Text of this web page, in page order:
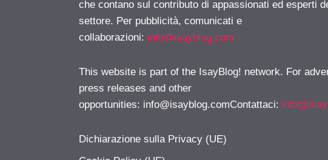
che contano sul contributo di appassionati ed esperti
settore. Per pubblicità, comunicati e
collaborazioni: info@isayblog.com
This website is part of the IsayBlog! network. For
press releases and other
opportunities: info@isayblog.comContattaci:
Dichiarazione sulla Privacy (UE)